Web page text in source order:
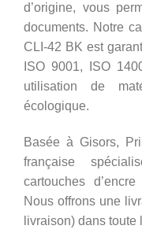
d’origine, vous
documents. Notre
CLI-42 BK est
ISO 9001, ISO
utilisation de
écologique.
Basée à Gisors,
française
cartouches
Nous offrons une
livraison) dans toute